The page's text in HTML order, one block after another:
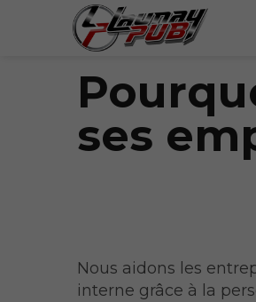
ses
Nous aidons les
interne grâce à la